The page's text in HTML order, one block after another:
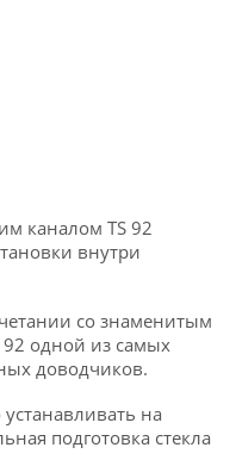
каналом TS 92
внутри
со знаменитым
92 одной из самых
доводчиков.
на
подготовка стекла